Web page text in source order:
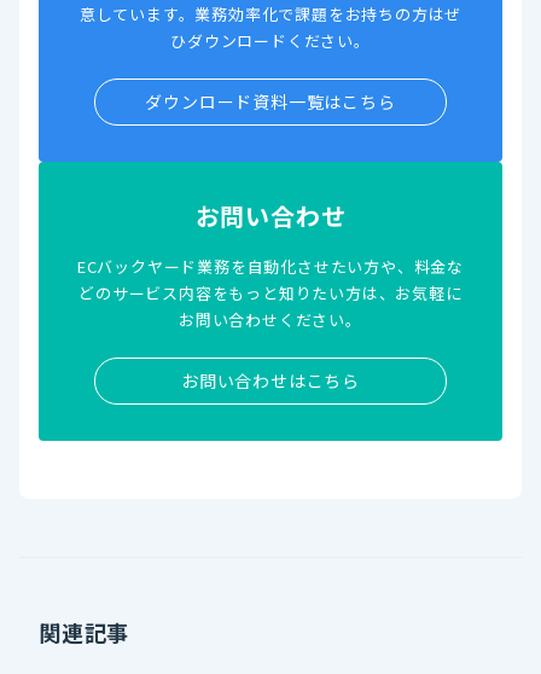
意しています。業務効率化で課題をお持ちの方はぜ
ひダウンロードください。
ダウンロード資料一覧はこちら
お問い合わせ
ECバックヤード業務を自動化させたい方や、料金な
どのサービス内容をもっと知りたい方は、お気軽に
お問い合わせください。
お問い合わせはこちら
関連記事